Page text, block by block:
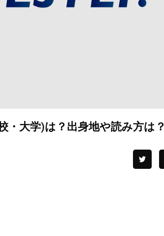
・大学)は？出身地や読み方は？